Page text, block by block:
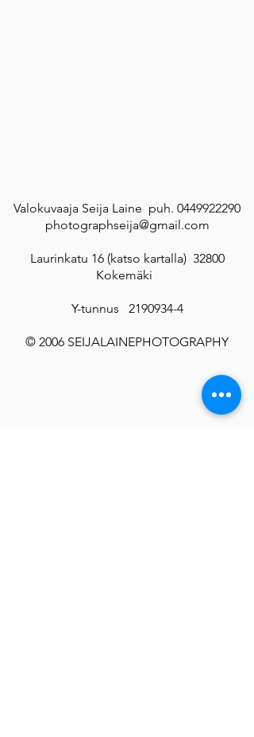
Valokuvaaja Seija Laine puh. 0449922290
photographseija@gmail.com
Laurinkatu 16 (katso kartalla) 32800
Kokemäki
Y-tunnus ​2190934-4
© 2006 SEIJALAINEPHOTOGRAPHY